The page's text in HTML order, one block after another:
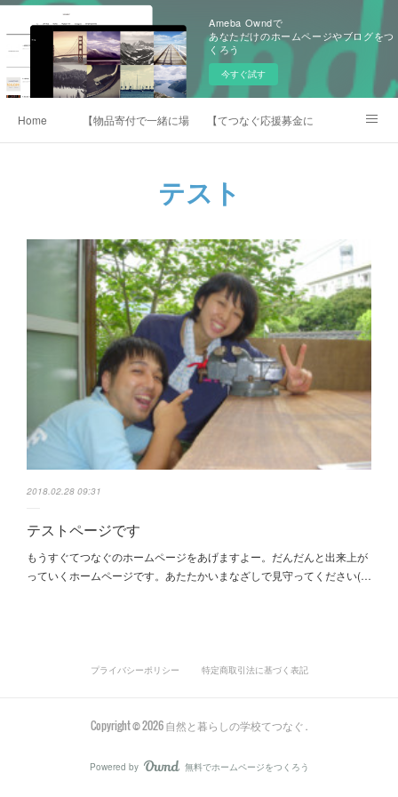
Ameba Owndで
あなただけのホームページやブログをつ
くろう
今すぐ試す
Home 【物品寄付で一緒に場作り】【てつなぐ応援募金について】
テスト
2018.02.28 09:31
テストページです
もうすぐてつなぐのホームページをあげますよー。だんだんと出来上が
っていくホームページです。あたたかいまなざしで見守ってください(…
プライバシーポリシー 特定商取引法に基づく表記
Copyright ©2026自然と暮らしの学校てつなぐ .
Powered by AmebaOwnd
無料でホームページをつくろう